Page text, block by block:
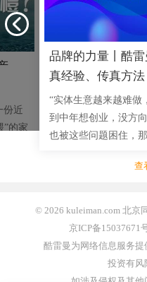
份近
”的家
品牌的力量丨酷
真经验、传真方法
“实体生意越来越难做
到中年想创业，没方
也被这些问题困住，
绩说话的创业者，将查
© 2026 kuleiman.com 北京
京ICP备15037671
酷雷曼为网络信息服务提
投资有风